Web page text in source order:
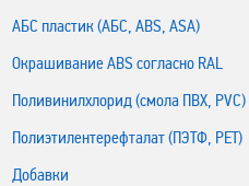
АБС пластик (АБС, ABS, ASA)
Окрашивание ABS согласно RAL
Поливинилхлорид (смола ПВХ, PVC)
Полиэтилентерефталат (ПЭТФ, PET)
Добавки